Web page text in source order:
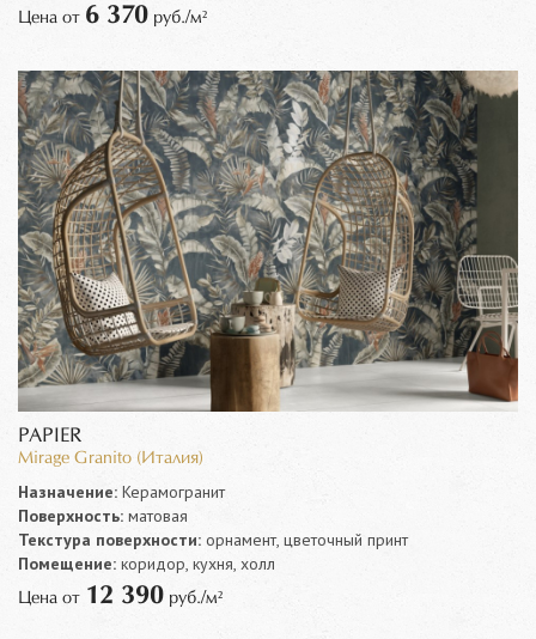
Цена от 6 370 руб./м²
PAPIER
Mirage Granito (Италия)
Назначение: Керамогранит
Поверхность: матовая
Текстура поверхности: орнамент, цветочный принт
Помещение: коридор, кухня, холл
Цена от 12 390 руб./м²